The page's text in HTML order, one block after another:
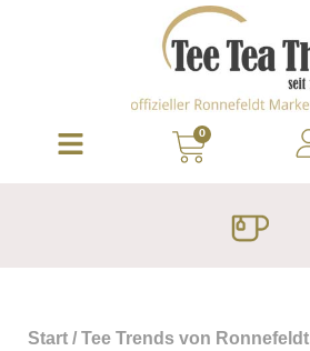
0
Start / Tee Trends von Ronnefeldt